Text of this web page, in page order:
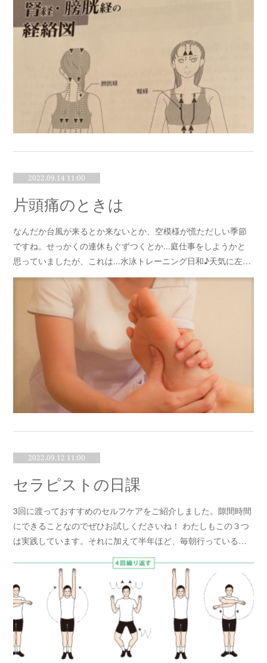
2022.09.14 11:00
片頭痛のときは
なんだか台風が来るとか来ないとか、空模様が慌ただしい季節
ですね。せっかくの連休もぐずつくとか...庭仕事をしようかと
思っていましたが、これは...水泳トレーニング日和♪天気に左…
2022.09.12 11:00
セラピストの日課
3回に渡っておすすめのセルフケアをご紹介しました。隙間時間
にできることなのでぜひお試しくださいね！ わたしもこの３つ
は実践しています。それに加えて半年ほど、毎朝行っている…